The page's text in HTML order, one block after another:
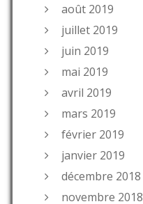
août 2019
juillet 2019
juin 2019
mai 2019
avril 2019
mars 2019
février 2019
janvier 2019
décembre 2018
novembre 2018